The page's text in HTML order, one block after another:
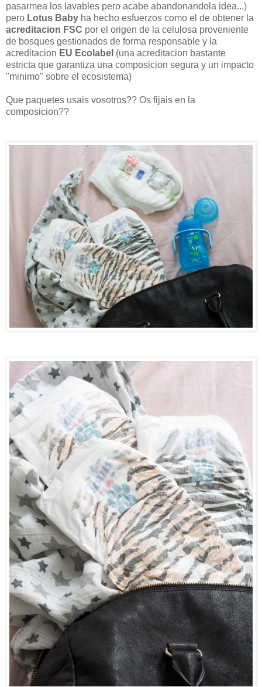
pasarmea los lavables pero acabe abandonandola idea...)
pero Lotus Baby ha hecho esfuerzos como el de obtener la
acreditacion FSC por el origen de la celulosa proveniente
de bosques gestionados de forma responsable y la
acreditacion EU Ecolabel (una acreditacion bastante
estricta que garantiza una composicion segura y un impacto
"minimo" sobre el ecosistema)
Que paquetes usais vosotros?? Os fijais en la
composicion??